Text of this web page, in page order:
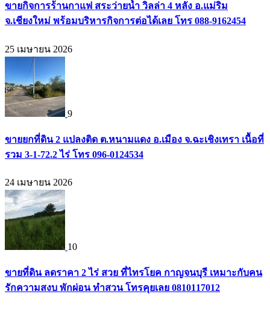
ขายกิจการร้านกาแฟ สระว่ายน้ำ วิลล่า 4 หลัง อ.แม่ริม
จ.เชียงใหม่ พร้อมบริหารกิจการต่อได้เลย โทร 088-9162454
25 เมษายน 2026
9
ขายยกที่ดิน 2 แปลงติด ต.หนามแดง อ.เมือง จ.ฉะเชิงเทรา เนื้อที่
รวม 3-1-72.2 ไร่ โทร 096-0124534
24 เมษายน 2026
10
ขายที่ดิน ลดราคา 2 ไร่ สวย ที่ไทรโยค กาญจนบุรี เหมาะกับคน
รักความสงบ พักผ่อน ทำสวน โทรคุยเลย 0810117012